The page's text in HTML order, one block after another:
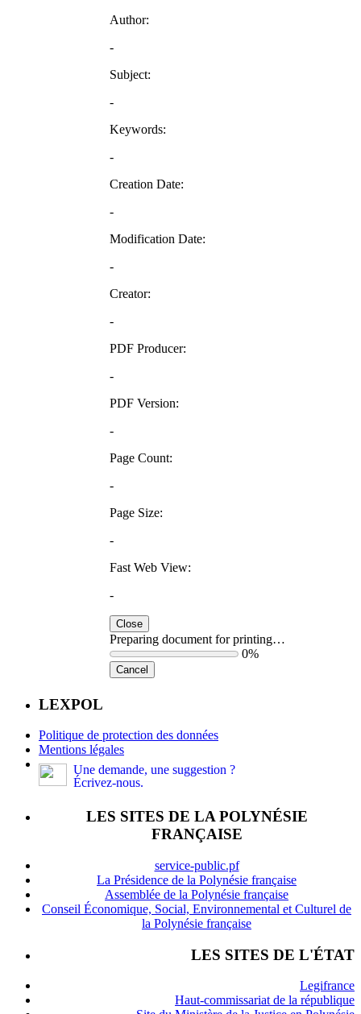
Author:
-
Subject:
-
Keywords:
-
Creation Date:
-
Modification Date:
-
Creator:
-
PDF Producer:
-
PDF Version:
-
Page Count:
-
Page Size:
-
Fast Web View:
-
Close
Preparing document for printing…
0%
Cancel
LEXPOL
Politique de protection des données
Mentions légales
Une demande, une suggestion ?
Écrivez-nous.
LES SITES DE LA POLYNÉSIE
FRANÇAISE
service-public.pf
La Présidence de la Polynésie française
Assemblée de la Polynésie française
Conseil Économique, Social, Environnemental et Culturel de
la Polynésie française
LES SITES DE L'ÉTAT
Legifrance
Haut-commissariat de la république